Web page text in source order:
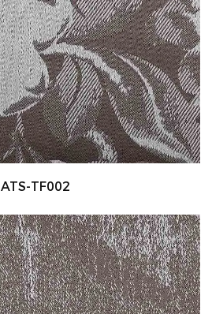
ATS-TF002